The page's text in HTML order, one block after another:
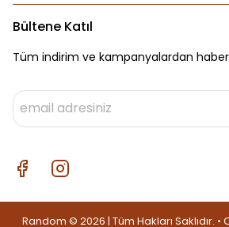
Bültene Katıl
Tüm indirim ve kampanyalardan
Random © 2026 | Tüm Hakları Saklıdır. •